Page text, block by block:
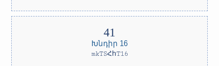
Խնդիր 16
mkTSՀհT16